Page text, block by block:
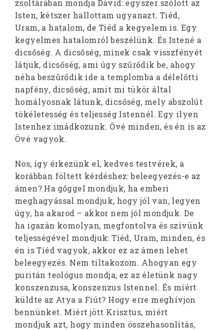
zsoltárában mondja Dávid: egyszer szólott az
Isten, kétszer hallottam ugyanazt. Tiéd,
Uram, a hatalom, de Tiéd a kegyelem is. Egy
kegyelmes hatalomról beszélünk. És Istené a
dicsőség. A dicsőség, minek csak visszfényét
látjuk, dicsőség, ami úgy szűrődik be, ahogy
néha beszűrődik ide a templomba a délelőtti
napfény, dicsőség, amit mi tükör által
homályosnak látunk, dicsőség, mely abszolút
tökéletesség és teljesség Istennél. Egy ilyen
Istenhez imádkozunk. Övé minden, és én is az
Övé vagyok.
Nos, így érkezünk el, kedves testvérek, a
korábban föltett kérdéshez: beleegyezés-e az
ámen? Ha gőggel mondjuk, ha emberi
meghagyással mondjuk, hogy jól van, legyen
úgy, ha akarod – akkor nem jól mondjuk. De
ha igazán komolyan, megfontolva és szívünk
teljességével mondjuk: Tiéd, Uram, minden, és
én is Tiéd vagyok, akkor ez az ámen lehet
beleegyezés. Nem tiltakozom. Ahogyan egy
puritán teológus mondja, ez az életünk nagy
konszenzusa, konszenzus Istennel. És miért
küldte az Atya a Fiút? Hogy erre meghívjon
bennünket. Miért jött Krisztus, miért
mondjuk azt, hogy minden összehasonlítás,